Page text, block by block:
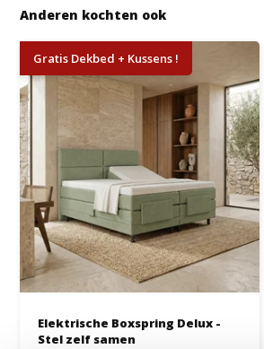
Anderen kochten ook
Gratis Dekbed + Kussens !
Elektrische Boxspring Delux -
Stel zelf samen